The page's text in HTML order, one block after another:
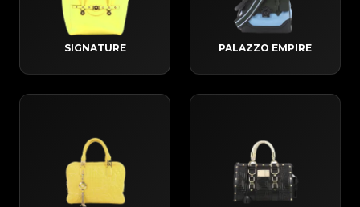
SIGNATURE PALAZZO EMPIRE